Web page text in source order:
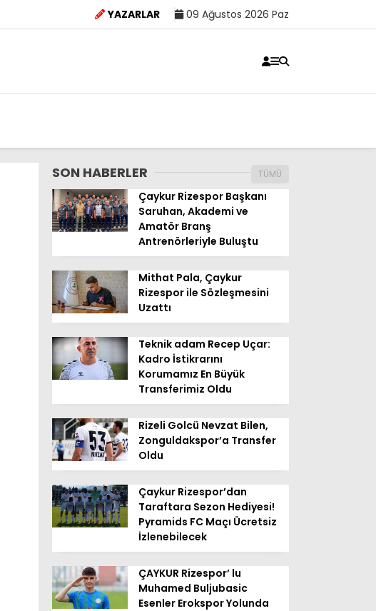
YAZARLAR 09 Ağustos 2026 Paz
SON HABERLER TÜMÜ
Çaykur Rizespor Başkanı
Saruhan, Akademi ve
Amatör Branş
Antrenörleriyle Buluştu
Mithat Pala, Çaykur
Rizespor ile Sözleşmesini
Uzattı
Teknik adam Recep Uçar:
Kadro İstikrarını
Korumamız En Büyük
Transferimiz Oldu
Rizeli Golcü Nevzat Bilen,
Zonguldakspor’a Transfer
Oldu
Çaykur Rizespor’dan
Taraftara Sezon Hediyesi!
Pyramids FC Maçı Ücretsiz
İzlenebilecek
ÇAYKUR Rizespor’ lu
Muhamed Buljubasic
Esenler Erokspor Yolunda